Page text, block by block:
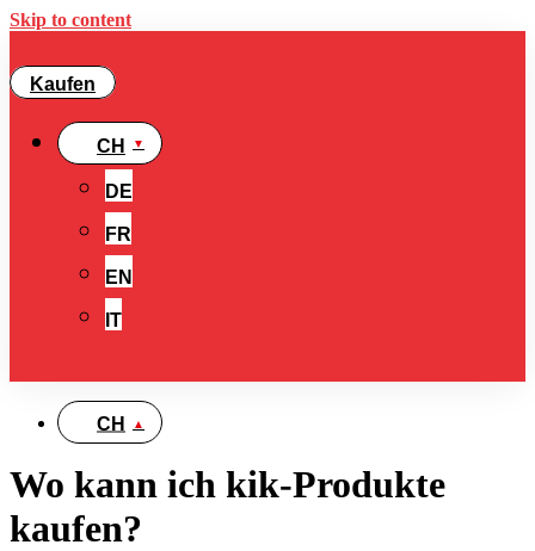
Skip to content
Kaufen
CH
DE
FR
EN
IT
CH
Wo kann ich kik-Produkte
kaufen?